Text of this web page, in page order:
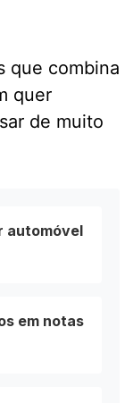
que combina
quer
de muito
automóvel
em notas